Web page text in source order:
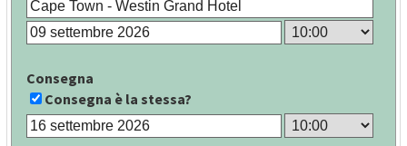
Consegna
Consegna è la stessa?